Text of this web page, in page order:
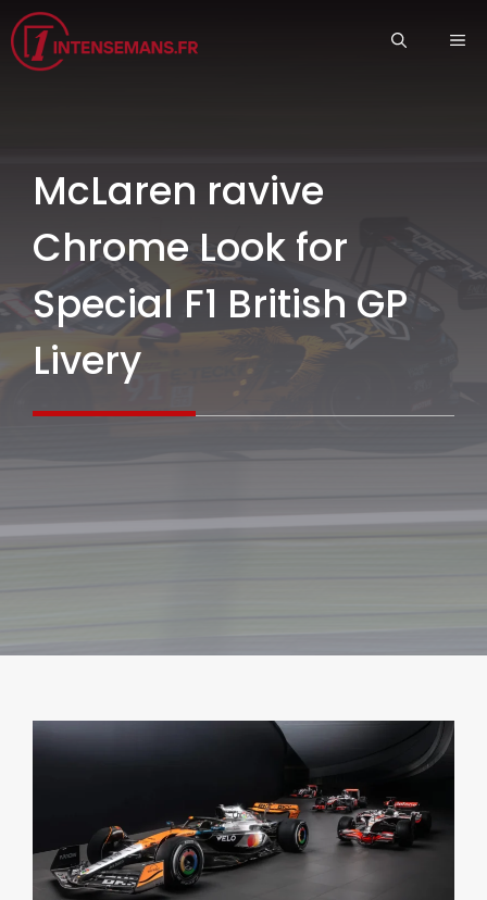
Aller
au
contenu
McLaren ravive
Chrome Look for
Special F1 British GP
Livery